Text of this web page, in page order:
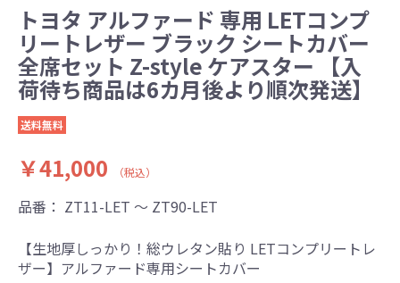
トヨタ アルファード 専用 LETコンプ
リートレザー ブラック シートカバー
全席セット Z-style ケアスター 【入
荷待ち商品は6カ月後より順次発送】
送料無料
￥41,000 （税込）
品番： ZT11-LET ～ ZT90-LET
【生地厚しっかり！総ウレタン貼り LETコンプリートレ
ザー】アルファード専用シートカバー